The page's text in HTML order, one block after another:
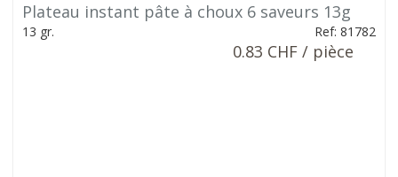
Plateau instant pâte à choux 6 saveurs 13g
13 gr. Ref: 81782
0.83 CHF / pièce